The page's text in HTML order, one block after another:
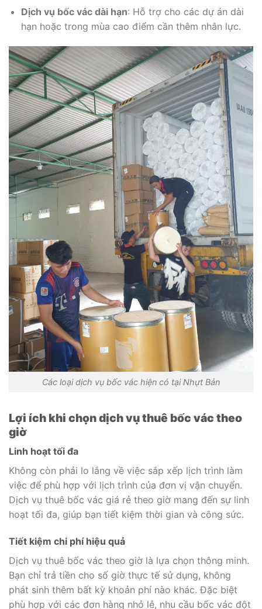
Dịch vụ bốc vác dài hạn: Hỗ trợ cho các dự án dài
hạn hoặc trong mùa cao điểm cần thêm nhân lực.
Các loại dịch vụ bốc vác hiện có tại Nhựt Bản
Lợi ích khi chọn dịch vụ thuê bốc vác theo
giờ
Linh hoạt tối đa
Không còn phải lo lắng về việc sắp xếp lịch trình làm
việc để phù hợp với lịch trình của đơn vị vận chuyển.
Dịch vụ thuê bốc vác giá rẻ theo giờ mang đến sự linh
hoạt tối đa, giúp bạn tiết kiệm thời gian và công sức.
Tiết kiệm chi phí hiệu quả
Dịch vụ thuê bốc vác theo giờ là lựa chọn thông minh.
Bạn chỉ trả tiền cho số giờ thực tế sử dụng, không
phát sinh thêm bất kỳ khoản phí nào khác. Đặc biệt
phù hợp với các đơn hàng nhỏ lẻ, nhu cầu bốc vác đột